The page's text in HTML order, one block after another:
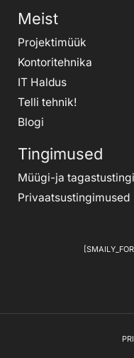
Meist
Projektimüük
Kontoritehnika
IT Haldus
Telli tehnik!
Blogi
Tingimused
Müügi-ja
Privaatsustingimused